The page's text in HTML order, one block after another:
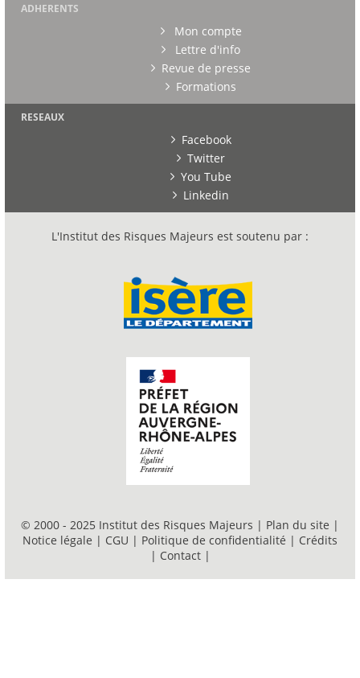
ADHERENTS
Mon compte
Lettre d'info
Revue de presse
Formations
RESEAUX
Facebook
Twitter
You Tube
Linkedin
L'Institut des Risques Majeurs est soutenu par :
© 2000 - 2025 Institut des Risques Majeurs | Plan du site |
Notice légale | CGU | Politique de confidentialité | Crédits
| Contact |